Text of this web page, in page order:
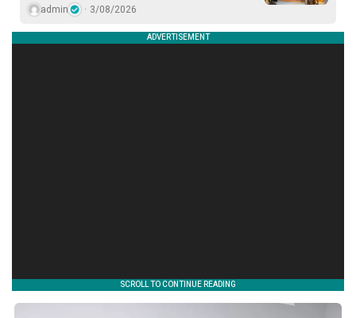
admin 3/08/2026